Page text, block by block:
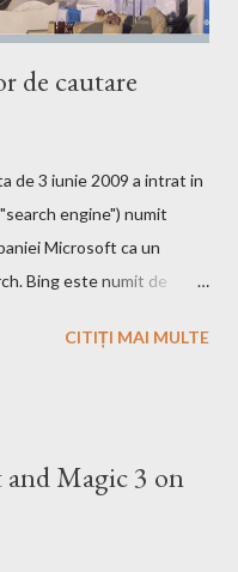
de cautare
de 3 iunie 2009 a intrat in
engine") numit
Microsoft ca un
Bing este numit de
castigi bani de pe urma
voastra ce motor de
CITIȚI MAI MULTE
Magic 3 on